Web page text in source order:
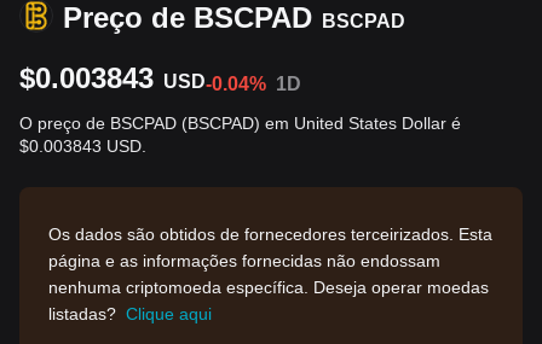
Preço de BSCPAD BSCPAD
$0.003843 USD-0.04% 1D
O preço de BSCPAD (BSCPAD) em United States Dollar é
$0.003843 USD.
Os dados são obtidos de fornecedores terceirizados. Esta
página e as informações fornecidas não endossam
nenhuma criptomoeda específica. Deseja operar moedas
listadas? Clique aqui